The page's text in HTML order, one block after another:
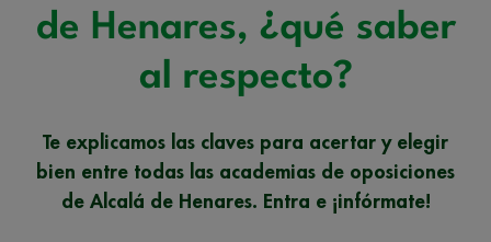
de Henares, ¿qué saber
al respecto?
Te explicamos las claves para acertar y elegir
bien entre todas las academias de oposiciones
de Alcalá de Henares. Entra e ¡infórmate!